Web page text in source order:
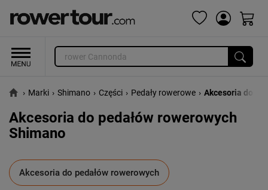
› Marki › Shimano › Części › Pedały rowerowe › Akcesoria do
Akcesoria do pedałów rowerowych
Shimano
Akcesoria do pedałów rowerowych